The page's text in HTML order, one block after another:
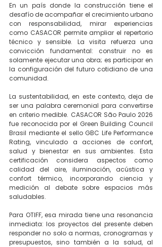
En un país donde la construcción tiene el
desafío de acompañar el crecimiento urbano
con responsabilidad, mirar experiencias
como CASACOR permite ampliar el repertorio
técnico y sensible. La visita refuerza una
convicción fundamental: construir no es
solamente ejecutar una obra; es participar en
la configuración del futuro cotidiano de una
comunidad.
La sustentabilidad, en este contexto, deja de
ser una palabra ceremonial para convertirse
en criterio medible. CASACOR São Paulo 2026
fue reconocida por el Green Building Council
Brasil mediante el sello GBC Life Performance
Rating, vinculado a acciones de confort,
salud y bienestar en sus ambientes. Esta
certificación considera aspectos como
calidad del aire, iluminación, acústica y
confort térmico, incorporando ciencia y
medición al debate sobre espacios más
saludables.
Para OTIFF, esa mirada tiene una resonancia
inmediata: los proyectos del presente deben
responder no solo a normas, cronogramas y
presupuestos, sino también a la salud, al